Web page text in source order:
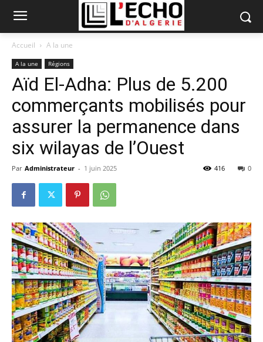
Accueil A la une
A la une Régions
Aïd El-Adha: Plus de 5.200
commerçants mobilisés pour
assurer la permanence dans
six wilayas de l’Ouest
Par Administrateur - 1 juin 2025 0
416